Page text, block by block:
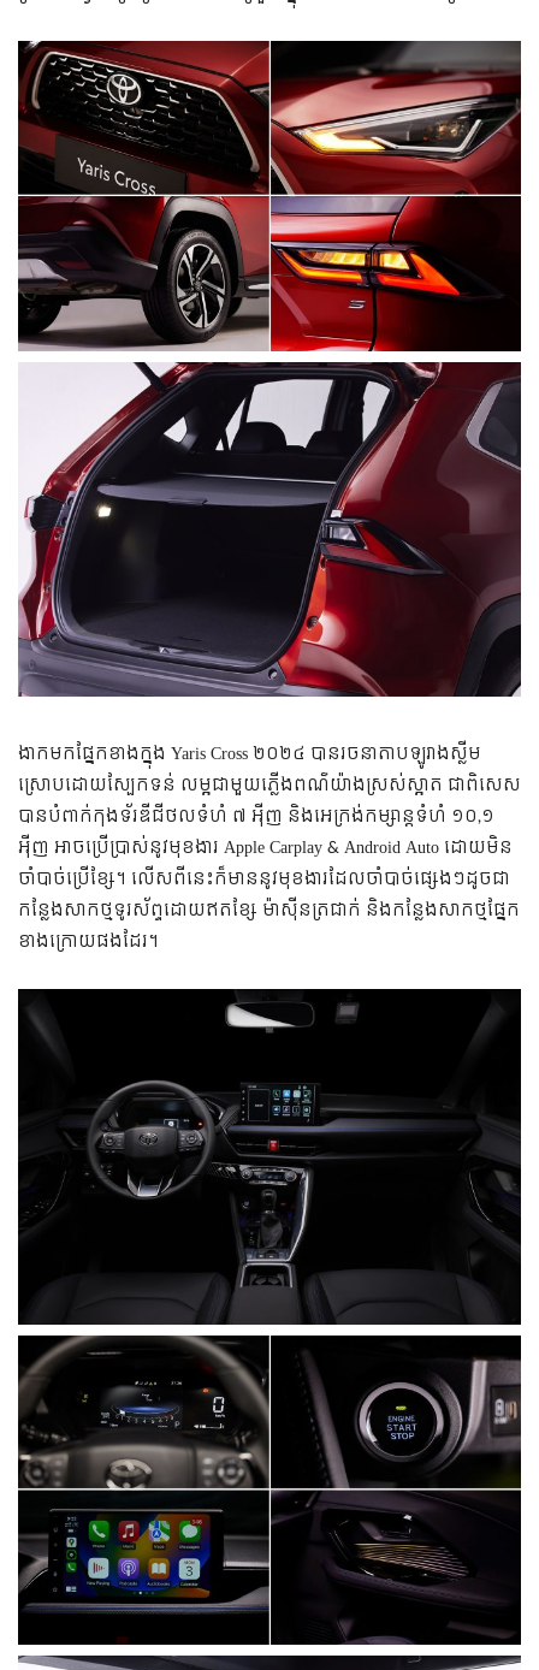
ងាកមកផ្នែកខាងក្នុង Yaris Cross២០២៤ បានរចនាតាបឡូរាងស្លីម
ស្រោបដោយស្បែកទន់ លម្អជាមួយភ្លើងពណ៌យ៉ាងស្រស់ស្អាត ជាពិសេស
បានបំពាក់កុងទ័រឌីជីថលទំហំ ៧ អ៉ីញ និងអេក្រង់កម្សាន្តទំហំ ១០,១
អ៉ីញ អាចប្រើប្រាស់នូវមុខងារ Apple Carplay & Android Auto ដោយមិន
ចាំបាច់ប្រើខ្សែ។ លើសពីនេះក៏មាននូវមុខងារដែលចាំបាច់ផ្សេងៗដូចជា
កន្លែងសាកថ្មទូរស័ព្ទដោយឥតខ្សែ ម៉ាស៊ីនត្រជាក់ និងកន្លែងសាកថ្មផ្នែក
ខាងក្រោយផងដែរ។